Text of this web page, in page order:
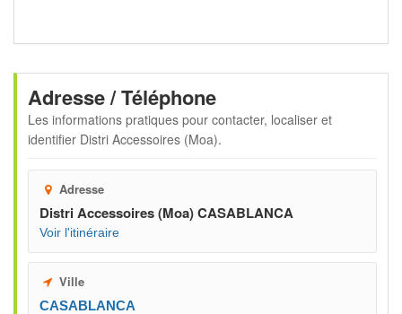
Adresse / Téléphone
Les informations pratiques pour contacter, localiser et
identifier Distri Accessoires (Moa).
Adresse
Distri Accessoires (Moa) CASABLANCA
Voir l'itinéraire
Ville
CASABLANCA